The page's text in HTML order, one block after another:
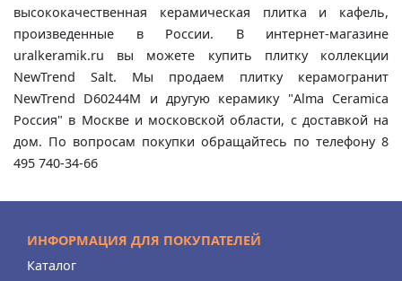
высококачественная керамическая плитка и кафель,
произведенные в России. В интернет-магазине
uralkeramik.ru вы можете купить плитку коллекции
NewTrend Salt. Мы продаем плитку керамогранит
NewTrend D60244М и другую керамику "Alma Ceramica
Россия" в Москве и московской области, с доставкой на
дом. По вопросам покупки обращайтесь по телефону 8
495 740-34-66
ИНФОРМАЦИЯ ДЛЯ ПОКУПАТЕЛЕЙ
Каталог